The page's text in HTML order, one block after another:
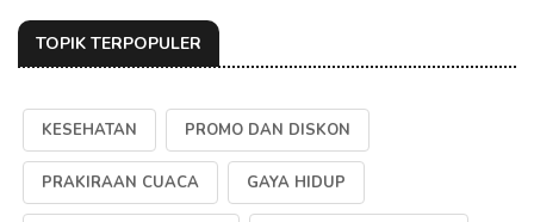
TOPIK TERPOPULER
KESEHATAN PROMO DAN DISKON
PRAKIRAAN CUACA GAYA HIDUP